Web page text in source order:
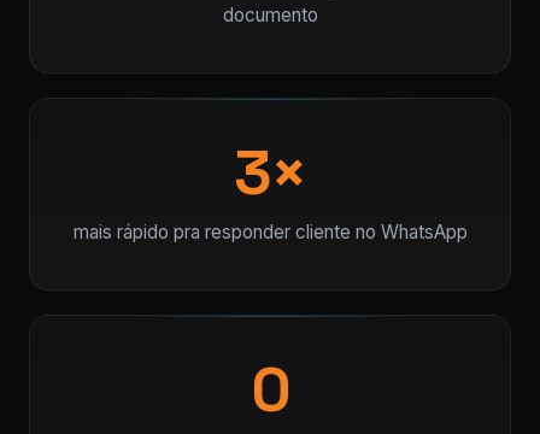
documento
3×
mais rápido pra responder cliente no WhatsApp
0